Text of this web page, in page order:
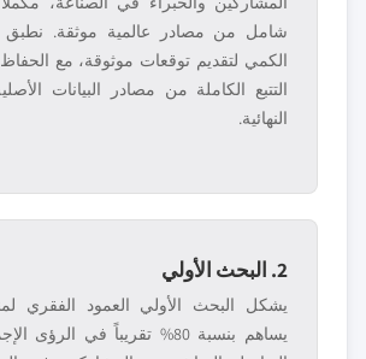
شامل من مصادر عالمية موثقة. نطبق
الكمي لتقديم توقعات موثوقة، مع
التتبع الكاملة من مصادر البيانات
النهائية.
2. البحث الأولي
يشكل البحث الأولي العمود الفقري
يساهم بنسبة 80% تقريباً في